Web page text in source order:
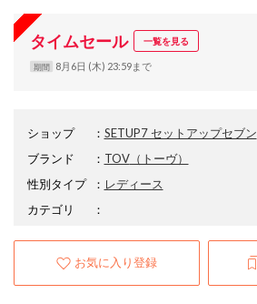
タイムセール 一覧を見る
期間 8月6日 (木) 23:59まで
ショップ ： SETUP7 セットアップセブン
ブランド
： TOV（トーヴ）
性別タイプ
： レディース
カテゴリ
：
お気に入り登録